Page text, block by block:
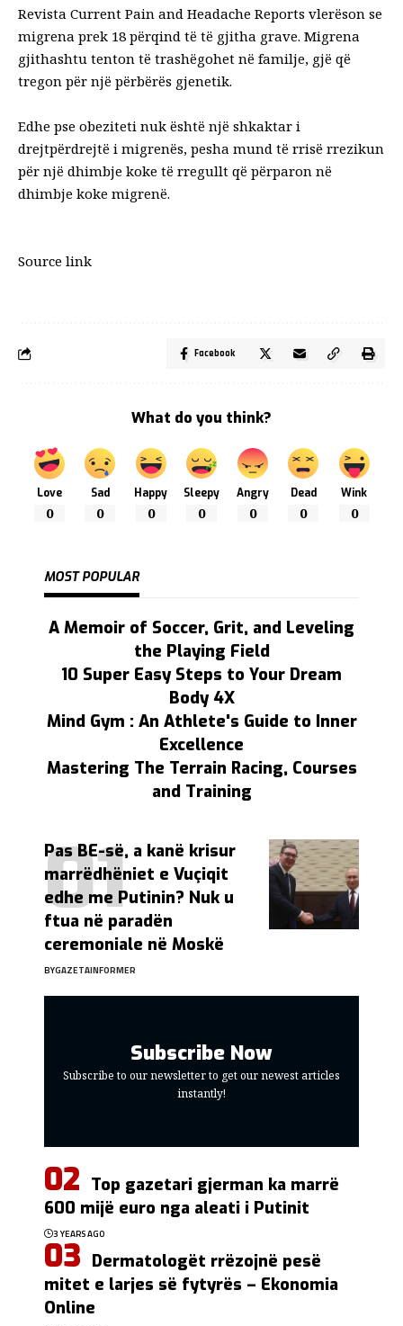
Revista Current Pain and Headache Reports vlerëson se
migrena prek 18 përqind të të gjitha grave. Migrena
gjithashtu tenton të trashëgohet në familje, gjë që
tregon për një përbërës gjenetik.
Edhe pse obeziteti nuk është një shkaktar i
drejtpërdrejtë i migrenës, pesha mund të rrisë rrezikun
për një dhimbje koke të rregullt që përparon në
dhimbje koke migrenë.
Source link
Facebook
What do you think?
Love
0
Sad
0
Happy
0
Sleepy
0
Angry
0
Dead
0
Wink
0
MOST POPULAR
A Memoir of Soccer, Grit, and Leveling
the Playing Field
10 Super Easy Steps to Your Dream
Body 4X
Mind Gym : An Athlete's Guide to Inner
Excellence
Mastering The Terrain Racing, Courses
and Training
Pas BE-së, a kanë krisur
marrëdhëniet e Vuçiqit
edhe me Putinin? Nuk u
ftua në paradën
ceremoniale në Moskë
BYGAZETAINFORMER
Subscribe Now
Subscribe to our newsletter to get our newest articles
instantly!
Top gazetari gjerman ka marrë
600 mijë euro nga aleati i Putinit
3 YEARS AGO
Dermatologët rrëzojnë pesë
mitet e larjes së fytyrës – Ekonomia
Online